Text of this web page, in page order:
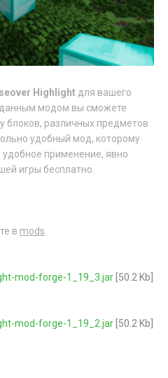
Highlight для вашего
данным модом вы сможете
блоков, различных предметов
удобный мод, которому
применение, явно
игры бесплатно.
в mods
mod-forge-1_19_3.jar [50.2 Kb]
mod-forge-1_19_2.jar [50.2 Kb]